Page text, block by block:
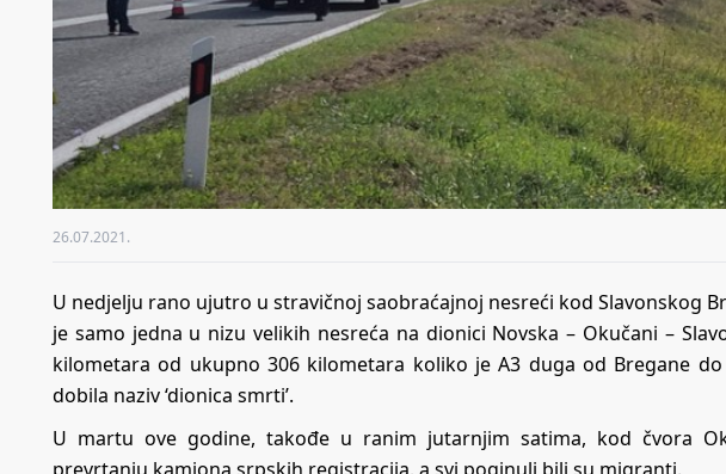
26.07.2021.
U nedjelju rano ujutro u stravičnoj saobraćajnoj nesreći kod Slavonskog
je samo jedna u nizu velikih nesreća na dionici Novska – Okučani –
kilometara od ukupno 306 kilometara koliko je A3 duga od Bregane
dobila naziv ‘dionica smrti’.
U martu ove godine, takođe u ranim jutarnjim satima, kod čvora